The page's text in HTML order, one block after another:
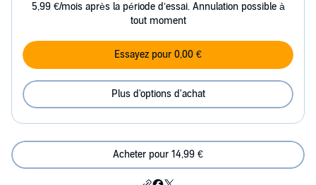
5,99 €/mois après la période d’essai. Annulation possible à
tout moment
Essayez pour 0,00 €
Plus d'options d'achat
Acheter pour 14,99 €